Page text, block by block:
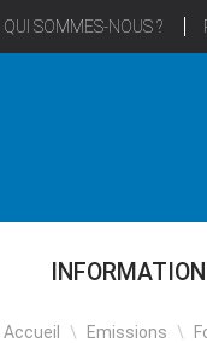
QUI SOMMES-NOUS ?
INFORMATION
Accueil \ Emissions \